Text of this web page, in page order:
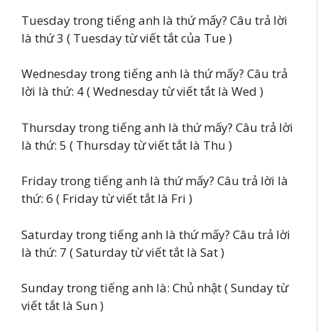
Tuesday trong tiếng anh là thứ mấy? Câu trả lời
là thứ 3 ( Tuesday từ viết tắt của Tue )
Wednesday trong tiếng anh là thứ mấy? Câu trả
lời là thứ: 4 ( Wednesday từ viết tắt là Wed )
Thursday trong tiếng anh là thứ mấy? Câu trả lời
là thứ: 5 ( Thursday từ viết tắt là Thu )
Friday trong tiếng anh là thứ mấy? Câu trả lời là
thứ: 6 ( Friday từ viết tắt là Fri )
Saturday trong tiếng anh là thứ mấy? Câu trả lời
là thứ: 7 ( Saturday từ viết tắt là Sat )
Sunday trong tiếng anh là: Chủ nhật ( Sunday từ
viết tắt là Sun )